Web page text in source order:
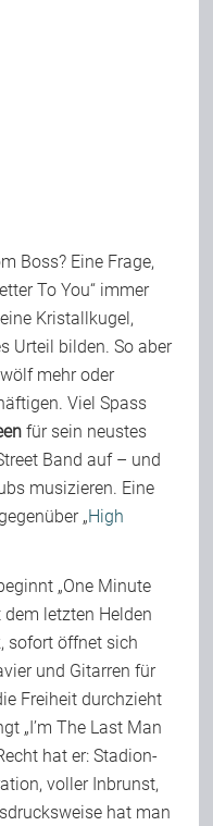
Boss? Eine Frage,
To You“ immer
Kristallkugel,
Urteil bilden. So aber
mehr oder
Viel Spass
für sein neustes
Band auf – und
musizieren. Eine
„High
„One Minute
dem letzten Helden
sofort öffnet sich
und Gitarren für
Freiheit durchzieht
„I’m The Last Man
hat er: Stadion-
voller Inbrunst,
hat man